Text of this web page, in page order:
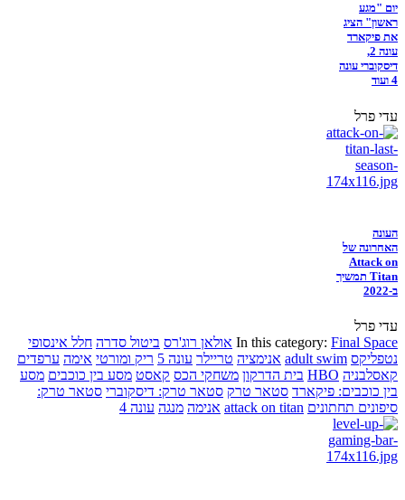
יום "מגע
ראשון" הציג
את פיקארד
עונה 2,
דיסקוברי עונה
4 ועוד
עדי פרל
העונה
האחרונה של
Attack on
Titan תמשיך
ב-2022
עדי פרל
In this category: Final Space אולאן רוג'רס ביטול סדרה חלל אינסופי
נטפליקס adult swim אנימציה טריילר עונה 5 ריק ומורטי אימה ערפדים
קאסלבניה HBO בית הדרקון משחקי הכס קאסט מסע בין כוכבים מסע
בין כוכבים: פיקארד סטאר טרק סטאר טרק: דיסקוברי סטאר טרק:
סיפונים תחתונים attack on titan אנימה מנגה עונה 4